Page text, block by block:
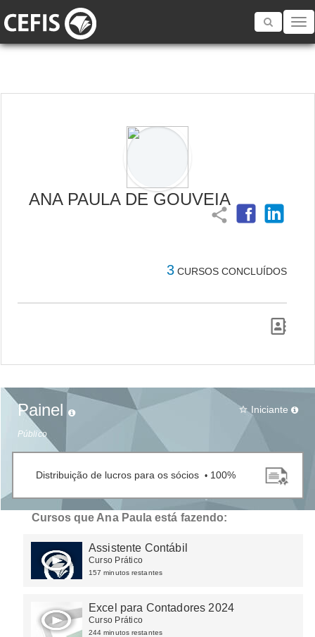
Toggle
ANA PAULA DE GOUVEIA
share
3 CURSOS CONCLUÍDOS
Painel
Público
star_border Iniciante
Distribuição de lucros para os sócios • 100%
Cursos que Ana Paula está fazendo:
Assistente Contábil
Curso Prático
157 minutos restantes
Excel para Contadores 2024
Curso Prático
244 minutos restantes